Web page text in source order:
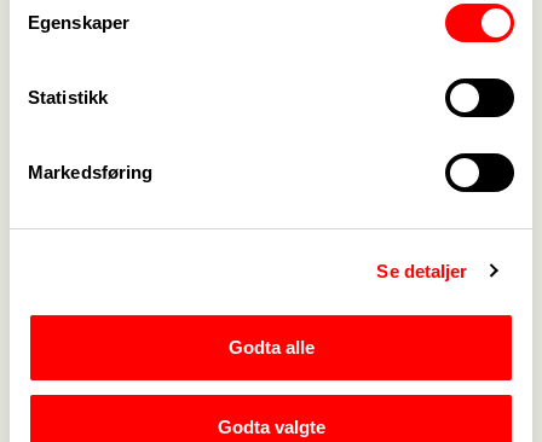
Egenskaper
Statistikk
Markedsføring
Se detaljer
Godta alle
Godta valgte
47349613
Lønn og tariff ->
Kontakt oss
->